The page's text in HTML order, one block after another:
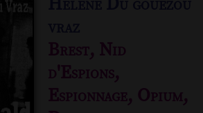
Brest, Nid
d'Espions,
Espionnage, Opium,